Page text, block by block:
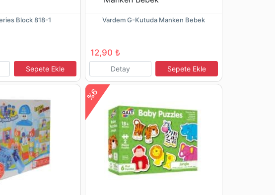
Block 818-1
Sepete Ekle
Vardem G-Kutuda Manken Bebek
12,90 ₺
Detay Sepete Ekle
%6